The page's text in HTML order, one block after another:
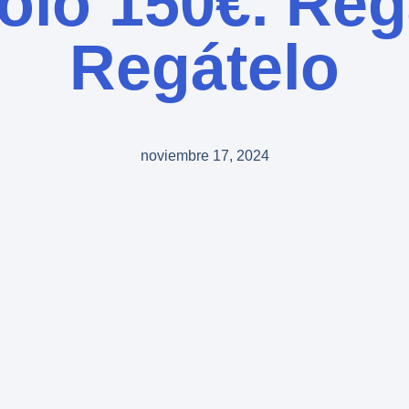
Regátelo
noviembre 17, 2024